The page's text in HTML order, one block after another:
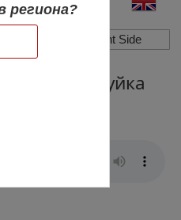
Show/Hide Right Side
Брезуйка
региона?